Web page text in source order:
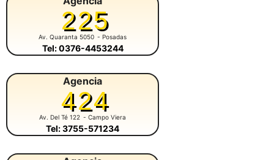
225
Av. Quaranta 5050 - Posadas
Tel: 0376-4453244
Agencia
424
Av. Del Té 122 - Campo Viera
Tel: 3755-571234